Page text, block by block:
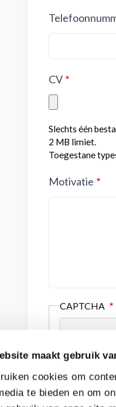
maakt gebruik
cookies om
te bieden en om
CV
Slechts één
2 MB limiet.
Toegestane
Motivatie
CAPTCHA